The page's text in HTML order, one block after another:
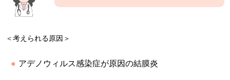
＜考えられる原因＞
アデノウィルス感染症が原因の結膜炎